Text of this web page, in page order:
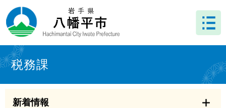
ー
ジ
先
頭
で
ニ
ュ
を
飛
ば
文 税務課
新着情報